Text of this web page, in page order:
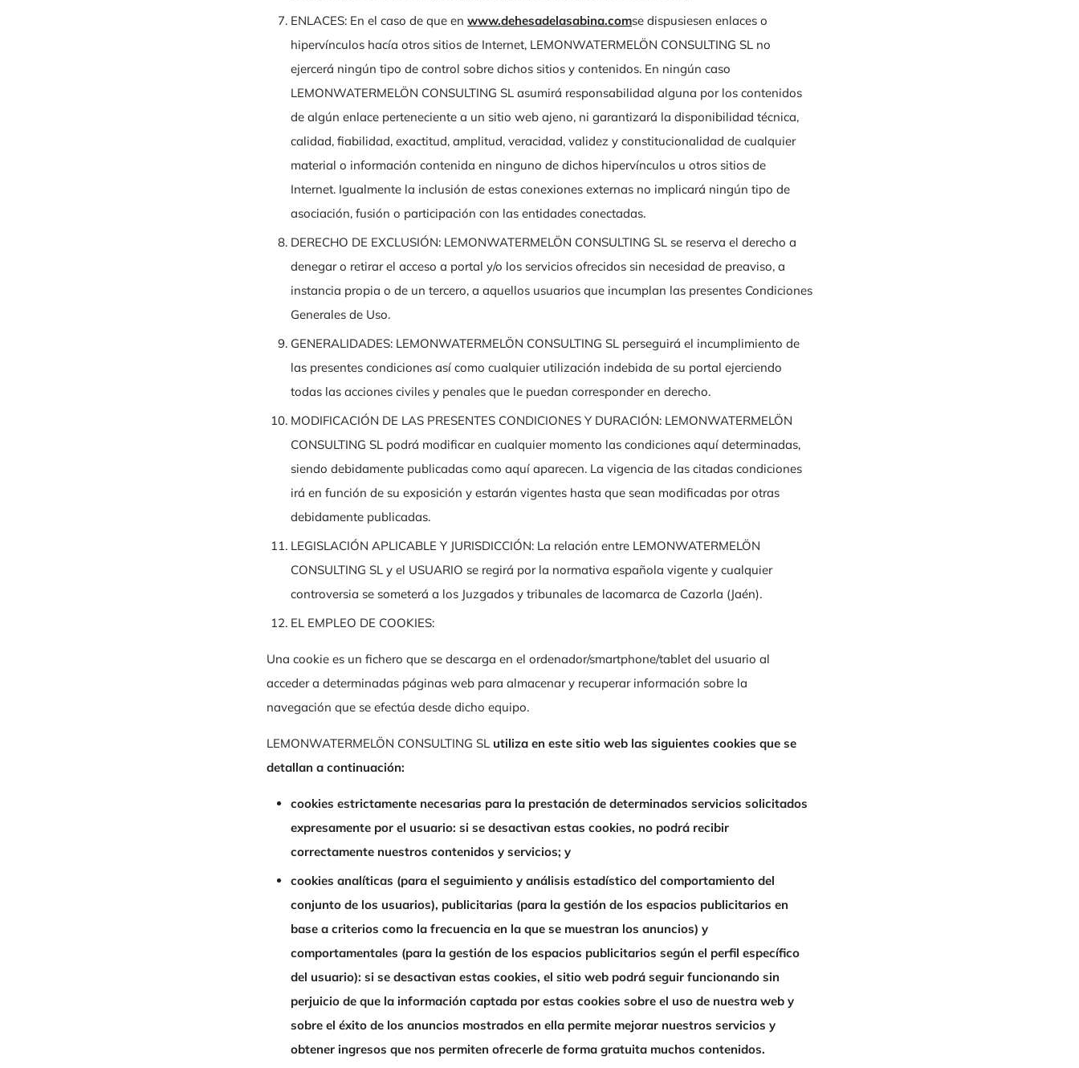
ENLACES: En el caso de que en www.dehesadelasabina.comse dispusiesen enlaces o
hipervínculos hacía otros sitios de Internet, LEMONWATERMELÖN CONSULTING SL no
ejercerá ningún tipo de control sobre dichos sitios y contenidos. En ningún caso
LEMONWATERMELÖN CONSULTING SL asumirá responsabilidad alguna por los contenidos
de algún enlace perteneciente a un sitio web ajeno, ni garantizará la disponibilidad técnica,
calidad, fiabilidad, exactitud, amplitud, veracidad, validez y constitucionalidad de cualquier
material o información contenida en ninguno de dichos hipervínculos u otros sitios de
Internet. Igualmente la inclusión de estas conexiones externas no implicará ningún tipo de
asociación, fusión o participación con las entidades conectadas.
DERECHO DE EXCLUSIÓN: LEMONWATERMELÖN CONSULTING SL se reserva el derecho a
denegar o retirar el acceso a portal y/o los servicios ofrecidos sin necesidad de preaviso, a
instancia propia o de un tercero, a aquellos usuarios que incumplan las presentes Condiciones
Generales de Uso.
GENERALIDADES: LEMONWATERMELÖN CONSULTING SL perseguirá el incumplimiento de
las presentes condiciones así como cualquier utilización indebida de su portal ejerciendo
todas las acciones civiles y penales que le puedan corresponder en derecho.
MODIFICACIÓN DE LAS PRESENTES CONDICIONES Y DURACIÓN: LEMONWATERMELÖN
CONSULTING SL podrá modificar en cualquier momento las condiciones aquí determinadas,
siendo debidamente publicadas como aquí aparecen. La vigencia de las citadas condiciones
irá en función de su exposición y estarán vigentes hasta que sean modificadas por otras
debidamente publicadas.
LEGISLACIÓN APLICABLE Y JURISDICCIÓN: La relación entre LEMONWATERMELÖN
CONSULTING SL y el USUARIO se regirá por la normativa española vigente y cualquier
controversia se someterá a los Juzgados y tribunales de lacomarca de Cazorla (Jaén).
EL EMPLEO DE COOKIES:
Una cookie es un fichero que se descarga en el ordenador/smartphone/tablet del usuario al
acceder a determinadas páginas web para almacenar y recuperar información sobre la
navegación que se efectúa desde dicho equipo.
LEMONWATERMELÖN CONSULTING SL utiliza en este sitio web las siguientes cookies que se
detallan a continuación:
cookies estrictamente necesarias para la prestación de determinados servicios solicitados
expresamente por el usuario: si se desactivan estas cookies, no podrá recibir
correctamente nuestros contenidos y servicios; y
cookies analíticas (para el seguimiento y análisis estadístico del comportamiento del
conjunto de los usuarios), publicitarias (para la gestión de los espacios publicitarios en
base a criterios como la frecuencia en la que se muestran los anuncios) y
comportamentales (para la gestión de los espacios publicitarios según el perfil específico
del usuario): si se desactivan estas cookies, el sitio web podrá seguir funcionando sin
perjuicio de que la información captada por estas cookies sobre el uso de nuestra web y
sobre el éxito de los anuncios mostrados en ella permite mejorar nuestros servicios y
obtener ingresos que nos permiten ofrecerle de forma gratuita muchos contenidos.